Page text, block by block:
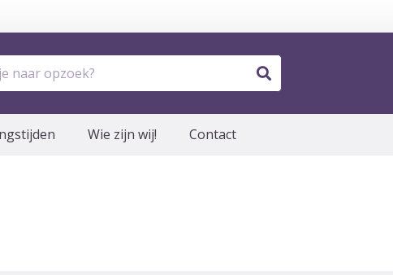
Wie zijn wij! Contact